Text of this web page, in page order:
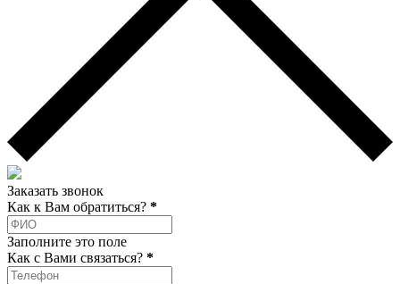
Заказать звонок
Как к Вам обратиться? *
Заполните это поле
Как c Вами связаться? *